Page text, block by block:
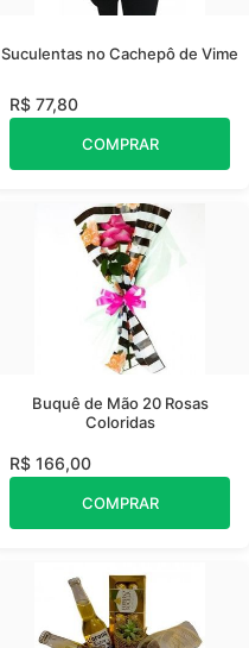
Suculentas no Cachepô de Vime
R$ 77,80
COMPRAR
Buquê de Mão 20 Rosas
Coloridas
R$ 166,00
COMPRAR